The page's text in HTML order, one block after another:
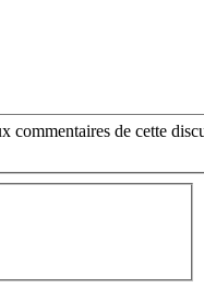
commentaires de cette